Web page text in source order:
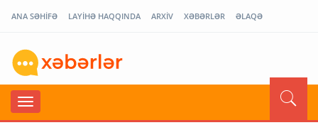
ANA SƏHİFƏ LAYİHƏ HAQQINDA ARXİV XƏBƏRLƏR ƏLAQƏ